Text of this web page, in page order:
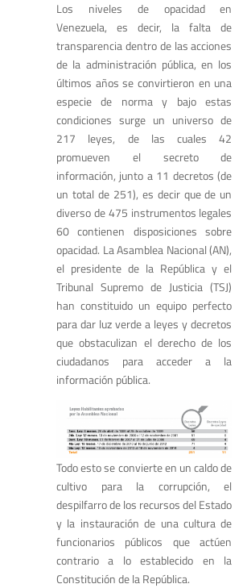
Los niveles de opacidad en
Venezuela, es decir, la falta de
transparencia dentro de las acciones
de la administración pública, en los
últimos años se convirtieron en una
especie de norma y bajo estas
condiciones surge un universo de
217 leyes, de las cuales 42
promueven el secreto de
información, junto a 11 decretos (de
un total de 251), es decir que de un
diverso de 475 instrumentos legales
60 contienen disposiciones sobre
opacidad. La Asamblea Nacional (AN),
el presidente de la República y el
Tribunal Supremo de Justicia (TSJ)
han constituido un equipo perfecto
para dar luz verde a leyes y decretos
que obstaculizan el derecho de los
ciudadanos para acceder a la
información pública.
Todo esto se convierte en un caldo de
cultivo para la corrupción, el
despilfarro de los recursos del Estado
y la instauración de una cultura de
funcionarios públicos que actúen
contrario a lo establecido en la
Constitución de la República.